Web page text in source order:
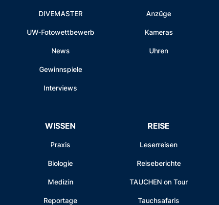
DIVEMASTER
UW-Fotowettbewerb
News
Gewinnspiele
Interviews
Anzüge
Kameras
Uhren
WISSEN
Praxis
Biologie
Medizin
Reportage
REISE
Leserreisen
Reiseberichte
TAUCHEN on Tour
Tauchsafaris